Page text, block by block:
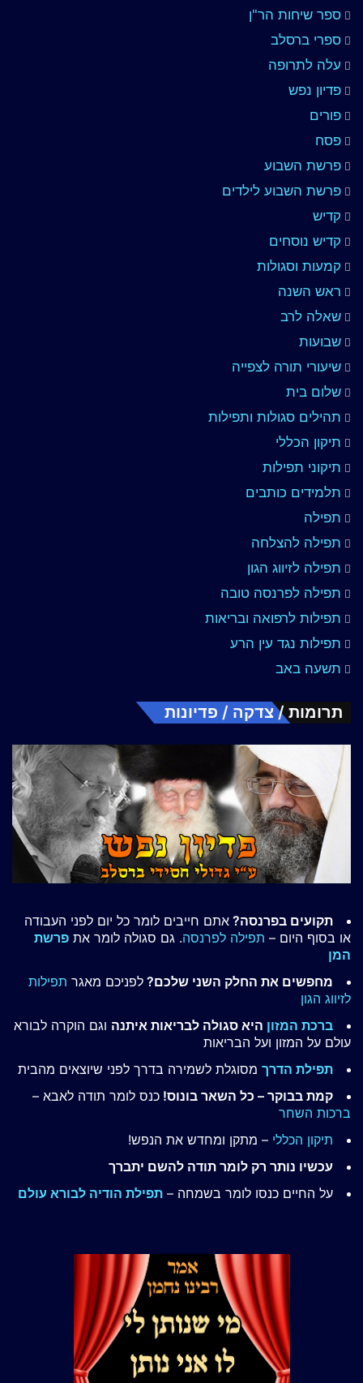
ספר שיחות הר"ן
ספרי ברסלב
עלה לתרופה
פדיון נפש
פורים
פסח
פרשת השבוע
פרשת השבוע לילדים
קדיש
קדיש נוסחים
קמעות וסגולות
ראש השנה
שאלה לרב
שבועות
שיעורי תורה לצפייה
שלום בית
תהילים סגולות ותפילות
תיקון הכללי
תיקוני תפילות
תלמידים כותבים
תפילה
תפילה להצלחה
תפילה לזיווג הגון
תפילה לפרנסה טובה
תפילות לרפואה ובריאות
תפילות נגד עין הרע
תשעה באב
תרומות / צדקה / פדיונות
תקועים בפרנסה? אתם חייבים לומר כל יום לפני העבודה
או בסוף היום – תפילה לפרנסה. גם סגולה לומר את פרשת
המן
מחפשים את החלק השני שלכם? לפניכם מאגר תפילות
לזיווג הגון
ברכת המזון היא סגולה לבריאות איתנה וגם הוקרה לבורא
עולם על המזון ועל הבריאות
תפילת הדרך מסוגלת לשמירה בדרך לפני שיוצאים מהבית
קמת בבוקר – כל השאר בונוס! כנס לומר תודה לאבא –
ברכות השחר
תיקון הכללי – מתקן ומחדש את הנפש!
עכשיו נותר רק לומר תודה להשם יתברך
על החיים כנסו לומר בשמחה – תפילת הודיה לבורא עולם